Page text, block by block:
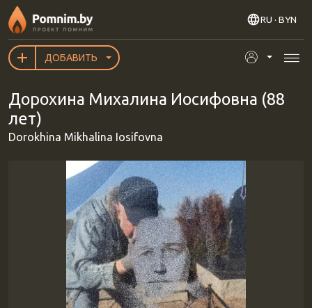
Перейти к основному содержанию
RU · BYN
ДОБАВИТЬ
Дорохина Михалина Иосифовна (88
лет)
Dorokhina Mikhalina Iosifovna